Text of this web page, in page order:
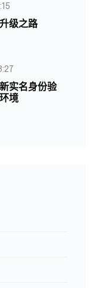
级之路
实名身份验
境